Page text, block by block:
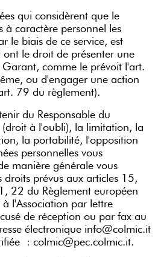
qui considèrent que le
à caractère personnel les
le biais de ce service, est
le droit de présenter une
comme le prévoit l'art.
ou d'engager une action
79 du règlement).
du Responsable du
à l'oubli), la limitation, la
la portabilité, l'opposition
personnelles vous
manière générale vous
droits prévus aux articles 15,
22 du Règlement européen
l'Association par lettre
de réception ou par fax au
électronique info@colmic.it
: colmic@pec.colmic.it.